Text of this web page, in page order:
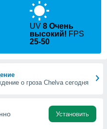
UV8 Очень
высокий! FPS
25-50
о гроза Chelva сегодня
Установить